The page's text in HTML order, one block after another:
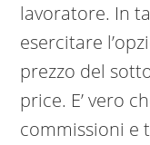
lavoratore. In
esercitare
prezzo del
price. E’ vero
commissioni e